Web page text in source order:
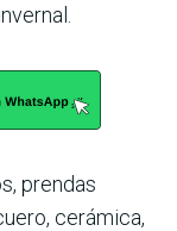
prendas
cerámica,